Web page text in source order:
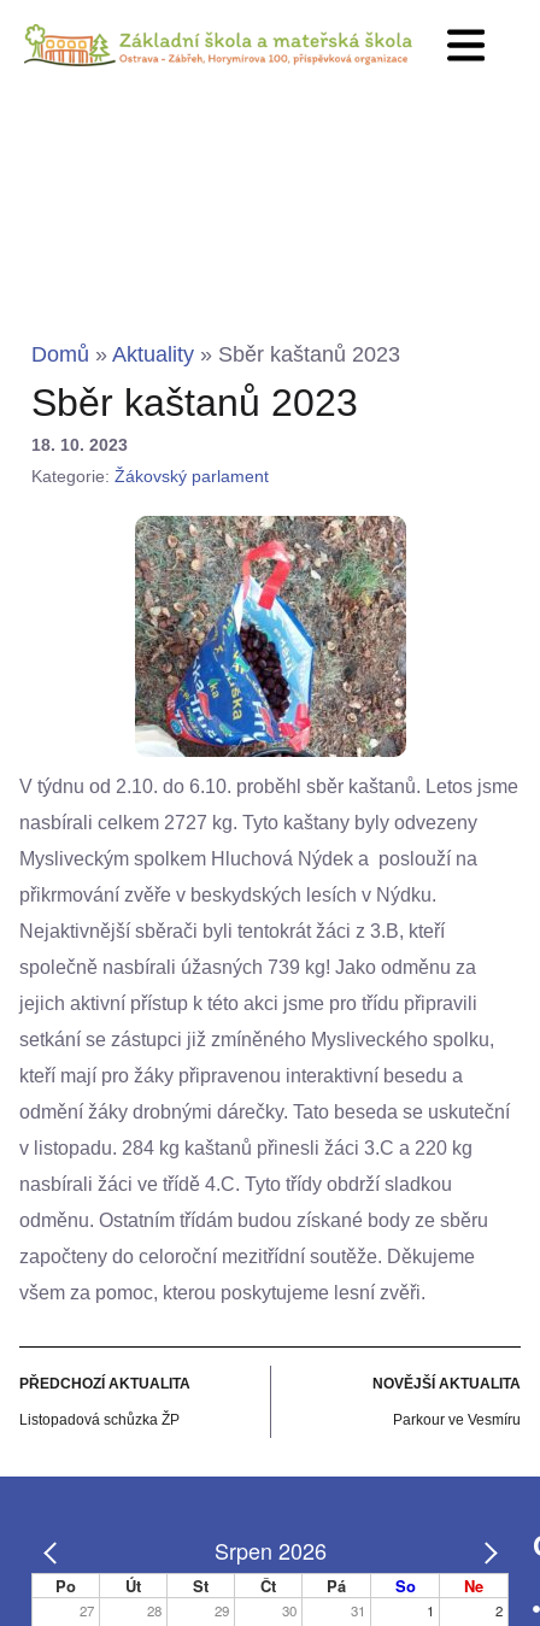
Domů » Aktuality » Sběr kaštanů 2023
Sběr kaštanů 2023
18. 10. 2023
Kategorie: Žákovský parlament
V týdnu od 2.10. do 6.10. proběhl sběr kaštanů. Letos jsme
nasbírali celkem 2727 kg. Tyto kaštany byly odvezeny
Mysliveckým spolkem Hluchová Nýdek a poslouží na
přikrmování zvěře v beskydských lesích v Nýdku.
Nejaktivnější sběrači byli tentokrát žáci z 3.B, kteří
společně nasbírali úžasných 739 kg! Jako odměnu za
jejich aktivní přístup k této akci jsme pro třídu připravili
setkání se zástupci již zmíněného Mysliveckého spolku,
kteří mají pro žáky připravenou interaktivní besedu a
odmění žáky drobnými dárečky. Tato beseda se uskuteční
v listopadu. 284 kg kaštanů přinesli žáci 3.C a 220 kg
nasbírali žáci ve třídě 4.C. Tyto třídy obdrží sladkou
odměnu. Ostatním třídám budou získané body ze sběru
započteny do celoroční mezitřídní soutěže. Děkujeme
všem za pomoc, kterou poskytujeme lesní zvěři.
PŘEDCHOZÍ AKTUALITA
Listopadová schůzka ŽP
NOVĚJŠÍ AKTUALITA
Parkour ve Vesmíru
Srpen 2026
Po Út St Čt Pá So Ne
27 28 29 30 31 1 2